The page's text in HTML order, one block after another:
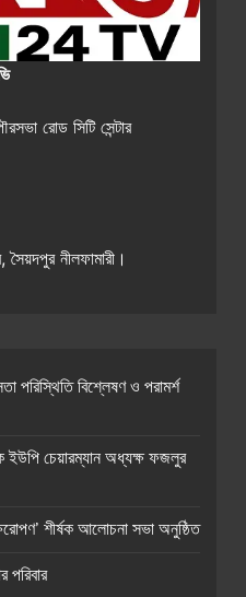
রোড সিটি সেন্টার
নীলফামারী।
পরিস্থিতি বিশ্লেষণ ও পরামর্শ
ইউপি চেয়ারম্যান অধ্যক্ষ ফজলুর
শীর্ষক আলোচনা সভা অনুষ্ঠিত
পরিবার